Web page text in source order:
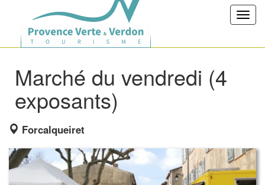
Marché du vendredi (4
exposants)
Forcalqueiret